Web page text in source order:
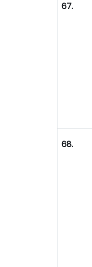
67.
68.